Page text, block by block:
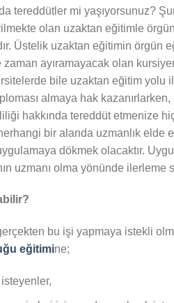
tereddütler mi yaşıyorsunuz?
olan uzaktan eğitimle
Üstelik uzaktan eğitimin örgün
ayıramayacak olan
bile uzaktan eğitim
almaya hak kazanırlarken,
hakkında tereddüt etmenize
bir alanda uzmanlık elde
dökmek olacaktır.
uzmanı olma yönünde ilerleme
bu işi yapmaya istekli
eğitimine;